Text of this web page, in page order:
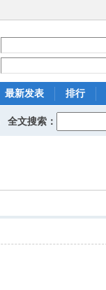
最新发表 排行
全文搜索：